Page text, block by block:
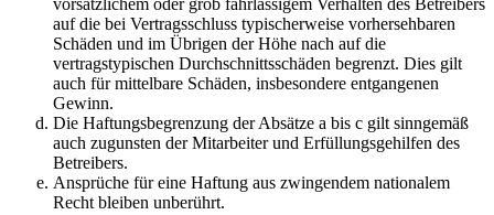
auf die bei Vertragsschluss typischerweise vorhersehbaren
Schäden und im Übrigen der Höhe nach auf die
vertragstypischen Durchschnittsschäden begrenzt. Dies gilt
auch für mittelbare Schäden, insbesondere entgangenen
Gewinn.
Die Haftungsbegrenzung der Absätze a bis c gilt sinngemäß
auch zugunsten der Mitarbeiter und Erfüllungsgehilfen des
Betreibers.
Ansprüche für eine Haftung aus zwingendem nationalem
Recht bleiben unberührt.